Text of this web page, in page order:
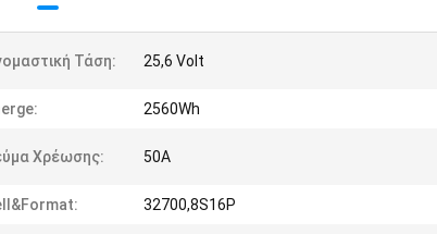
Τάση: 25,6 Volt
2560Wh
Χρέωσης: 50Α
32700,8S16P